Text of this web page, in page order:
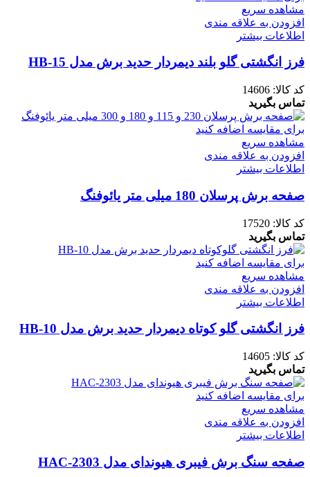
مشاهده سریع
افزودن به علاقه مندی
اطلاعات بیشتر
فرز انگشتی گلو بلند دیمردار حدید برش مدل HB-15
کد کالا: 14606
تماس بگیرید
برای مقایسه اضافه کنید
مشاهده سریع
افزودن به علاقه مندی
اطلاعات بیشتر
صفحه برش پرسلان 180 میلی متر یائوفنگ
کد کالا: 17520
تماس بگیرید
برای مقایسه اضافه کنید
مشاهده سریع
افزودن به علاقه مندی
اطلاعات بیشتر
فرز انگشتی گلو کوتاه دیمردار حدید برش مدل HB-10
کد کالا: 14605
تماس بگیرید
برای مقایسه اضافه کنید
مشاهده سریع
افزودن به علاقه مندی
اطلاعات بیشتر
صفحه سنگ برش فیبری هیوندای مدل HAC-2303